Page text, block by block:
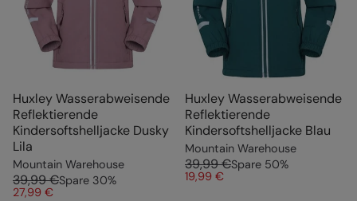
Huxley Wasserabweisende
Reflektierende
Kindersoftshelljacke Dusky
Lila
Mountain Warehouse
39,99 €Spare 30%
27,99 €
Huxley Wasserabweisende
Reflektierende
Kindersoftshelljacke Blau
Mountain Warehouse
39,99 €Spare 50%
19,99 €